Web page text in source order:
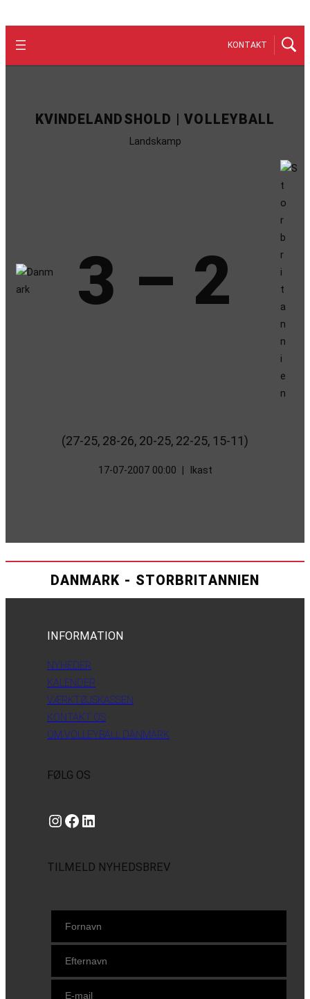
KONTAKT
KVINDELANDSHOLD | VOLLEYBALL
Landskamp
3 – 2
(27-25, 28-26, 20-25, 22-25, 15-11)
17-07-2007 00:00 Ikast
DANMARK - STORBRITANNIEN
INFORMATION
NYHEDER
KALENDER
VÆRKTØJSKASSEN
KONTAKT OS
OM VOLLEYBALL DANMARK
FØLG OS
Instagram https://www.facebook.com/danishbeachvolleytour LinkedIn
TILMELD NYHEDSBREV